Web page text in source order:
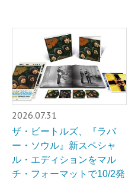
2026.07.31
ザ・ビートルズ、『ラバ
ー・ソウル』新スペシャ
ル・エディションをマル
チ・フォーマットで10/2発